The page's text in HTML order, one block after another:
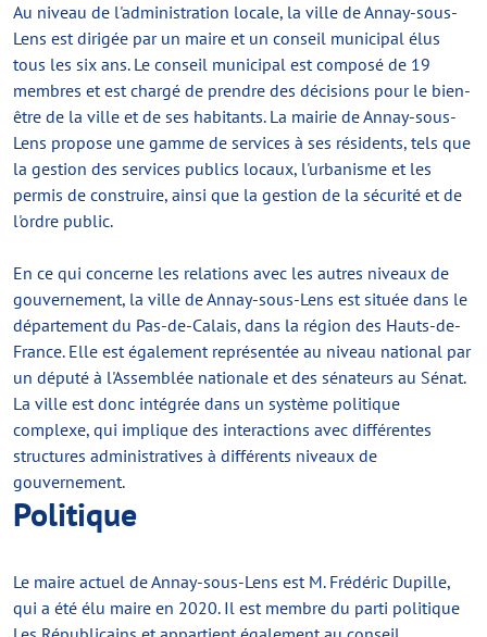
Au niveau de l'administration locale, la ville de Annay-sous-
Lens est dirigée par un maire et un conseil municipal élus
tous les six ans. Le conseil municipal est composé de 19
membres et est chargé de prendre des décisions pour le bien-
être de la ville et de ses habitants. La mairie de Annay-sous-
Lens propose une gamme de services à ses résidents, tels que
la gestion des services publics locaux, l'urbanisme et les
permis de construire, ainsi que la gestion de la sécurité et de
l'ordre public.
En ce qui concerne les relations avec les autres niveaux de
gouvernement, la ville de Annay-sous-Lens est située dans le
département du Pas-de-Calais, dans la région des Hauts-de-
France. Elle est également représentée au niveau national par
un député à l'Assemblée nationale et des sénateurs au Sénat.
La ville est donc intégrée dans un système politique
complexe, qui implique des interactions avec différentes
structures administratives à différents niveaux de
gouvernement.
Politique
Le maire actuel de Annay-sous-Lens est M. Frédéric Dupille,
qui a été élu maire en 2020. Il est membre du parti politique